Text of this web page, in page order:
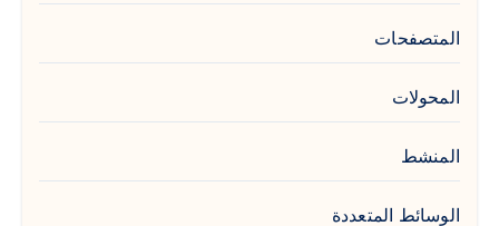
المتصفحات
المحولات
المنشط
الوسائط المتعددة